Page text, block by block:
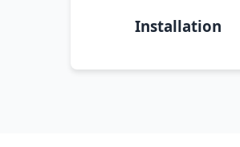
Installation